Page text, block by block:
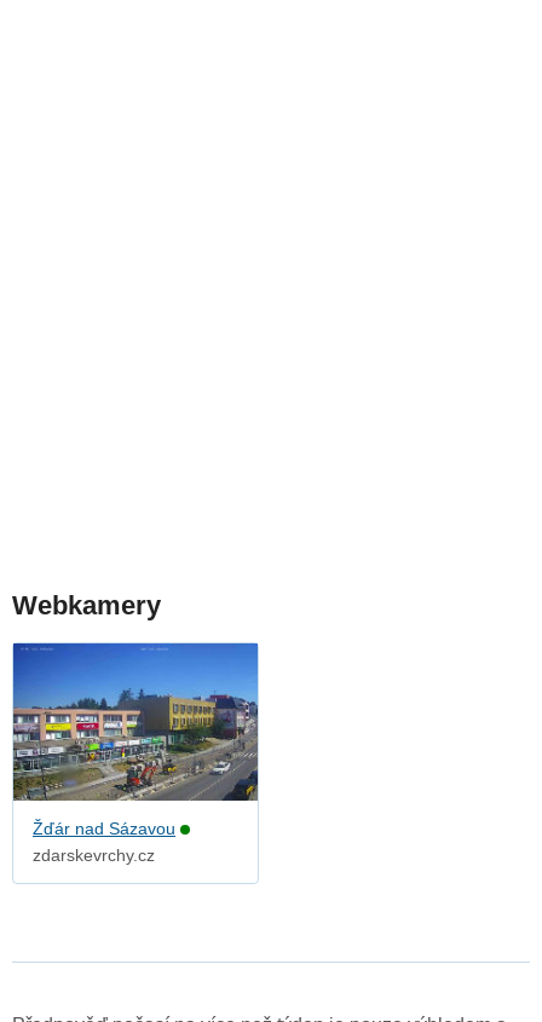
Webkamery
Žďár nad Sázavou
zdarskevrchy.cz